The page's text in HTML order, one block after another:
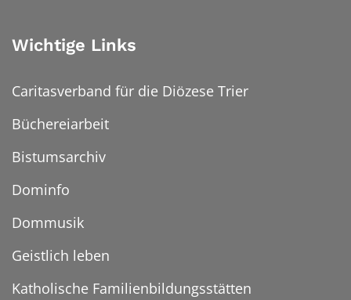
Wichtige Links
Caritasverband für die Diözese Trier
Büchereiarbeit
Bistumsarchiv
Dominfo
Dommusik
Geistlich leben
Katholische Familienbildungsstätten